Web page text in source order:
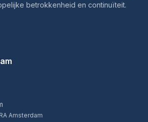
betrokkenheid en continuïteit.
Amsterdam